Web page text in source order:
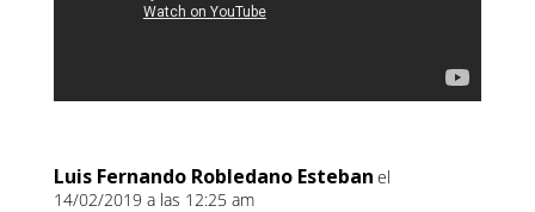
Luis Fernando Robledano Esteban el
14/02/2019 a las 12:25 am